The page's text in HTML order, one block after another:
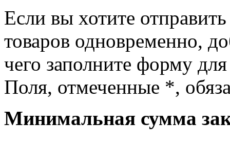
Если вы хотите
товаров одновременно,
чего заполните форму
Поля, отмеченные *,
Минимальная сумма